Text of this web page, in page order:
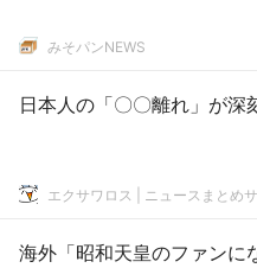
みそパンNEWS
日本人の「〇〇離れ」が深
エクサワロス | ニュースまとめ
海外「昭和天皇のファンに